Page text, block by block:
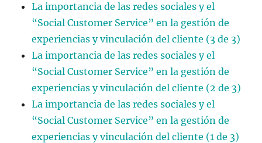
La importancia de las redes sociales y el
“Social Customer Service” en la gestión de
experiencias y vinculación del cliente (3 de 3)
La importancia de las redes sociales y el
“Social Customer Service” en la gestión de
experiencias y vinculación del cliente (2 de 3)
La importancia de las redes sociales y el
“Social Customer Service” en la gestión de
experiencias y vinculación del cliente (1 de 3)